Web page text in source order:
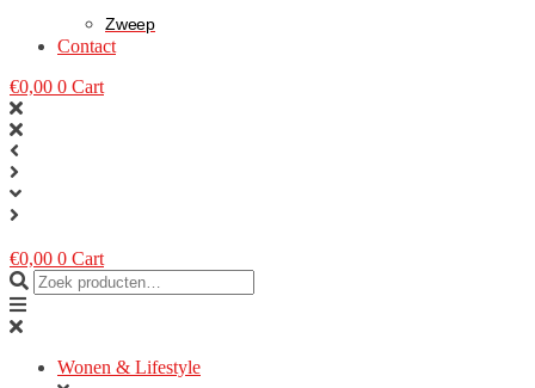
Zweep
Contact
€0,00 0 Cart
€0,00 0 Cart
Wonen & Lifestyle